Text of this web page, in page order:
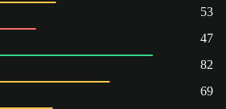
53
47
82
69